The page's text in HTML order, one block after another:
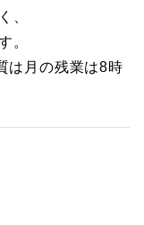
、
。
は月の残業は8時